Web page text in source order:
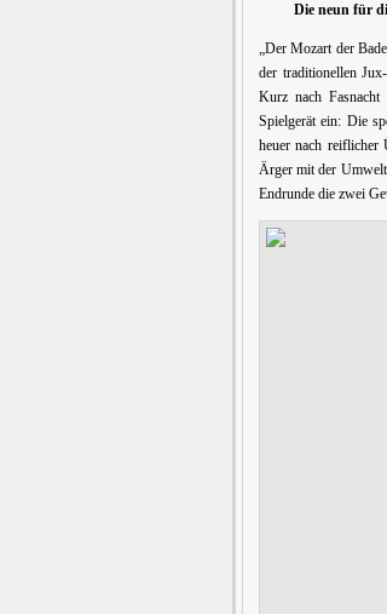
Die neun für
„Der Mozart der
der traditionellen
Kurz nach Fasnacht
Spielgerät ein: Die
heuer nach reiflicher
Ärger mit der
Endrunde die zwei